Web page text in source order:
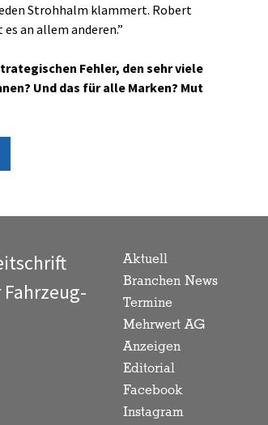
Strohhalm klammert. Robert
an allem anderen.”
Fehler, den sehr viele
Und das für alle Marken? Mut
Aktuell
Branchen News
Termine
Mehrwert AG
Anzeigen
Editorial
Facebook
Instagram